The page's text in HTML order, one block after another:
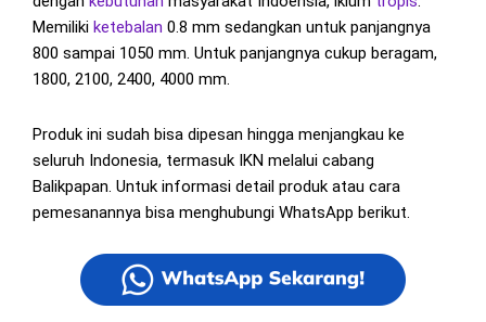
Memiliki ketebalan 0.8 mm sedangkan untuk panjangnya
800 sampai 1050 mm. Untuk panjangnya cukup beragam,
1800, 2100, 2400, 4000 mm.
Produk ini sudah bisa dipesan hingga menjangkau ke
seluruh Indonesia, termasuk IKN melalui cabang
Balikpapan. Untuk informasi detail produk atau cara
pemesanannya bisa menghubungi WhatsApp berikut.